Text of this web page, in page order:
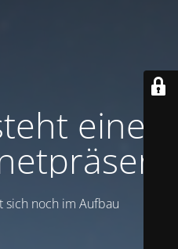
eine
noch im Aufbau